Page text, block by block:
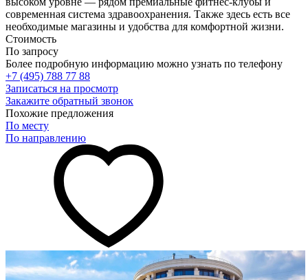
современная система здравоохранения. Также здесь есть все
необходимые магазины и удобства для комфортной жизни.
Стоимость
По запросу
Более подробную информацию можно узнать по телефону
+7 (495) 788 77 88
Записаться на просмотр
Закажите обратный звонок
Похожие предложения
По месту
По направлению